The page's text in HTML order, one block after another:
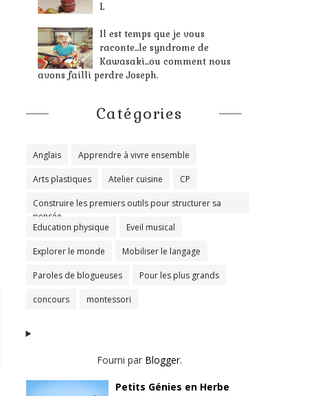
L
Il est temps que je vous
raconte...le syndrome de
Kawasaki...ou comment nous
avons failli perdre Joseph.
Catégories
Anglais Apprendre à vivre ensemble
Arts plastiques Atelier cuisine CP
Construire les premiers outils pour structurer sa
pensée
Education physique
Eveil musical
Explorer le monde Mobiliser le langage
Paroles de blogueuses Pour les plus grands
concours montessori
Fourni par Blogger.
Petits Génies en Herbe